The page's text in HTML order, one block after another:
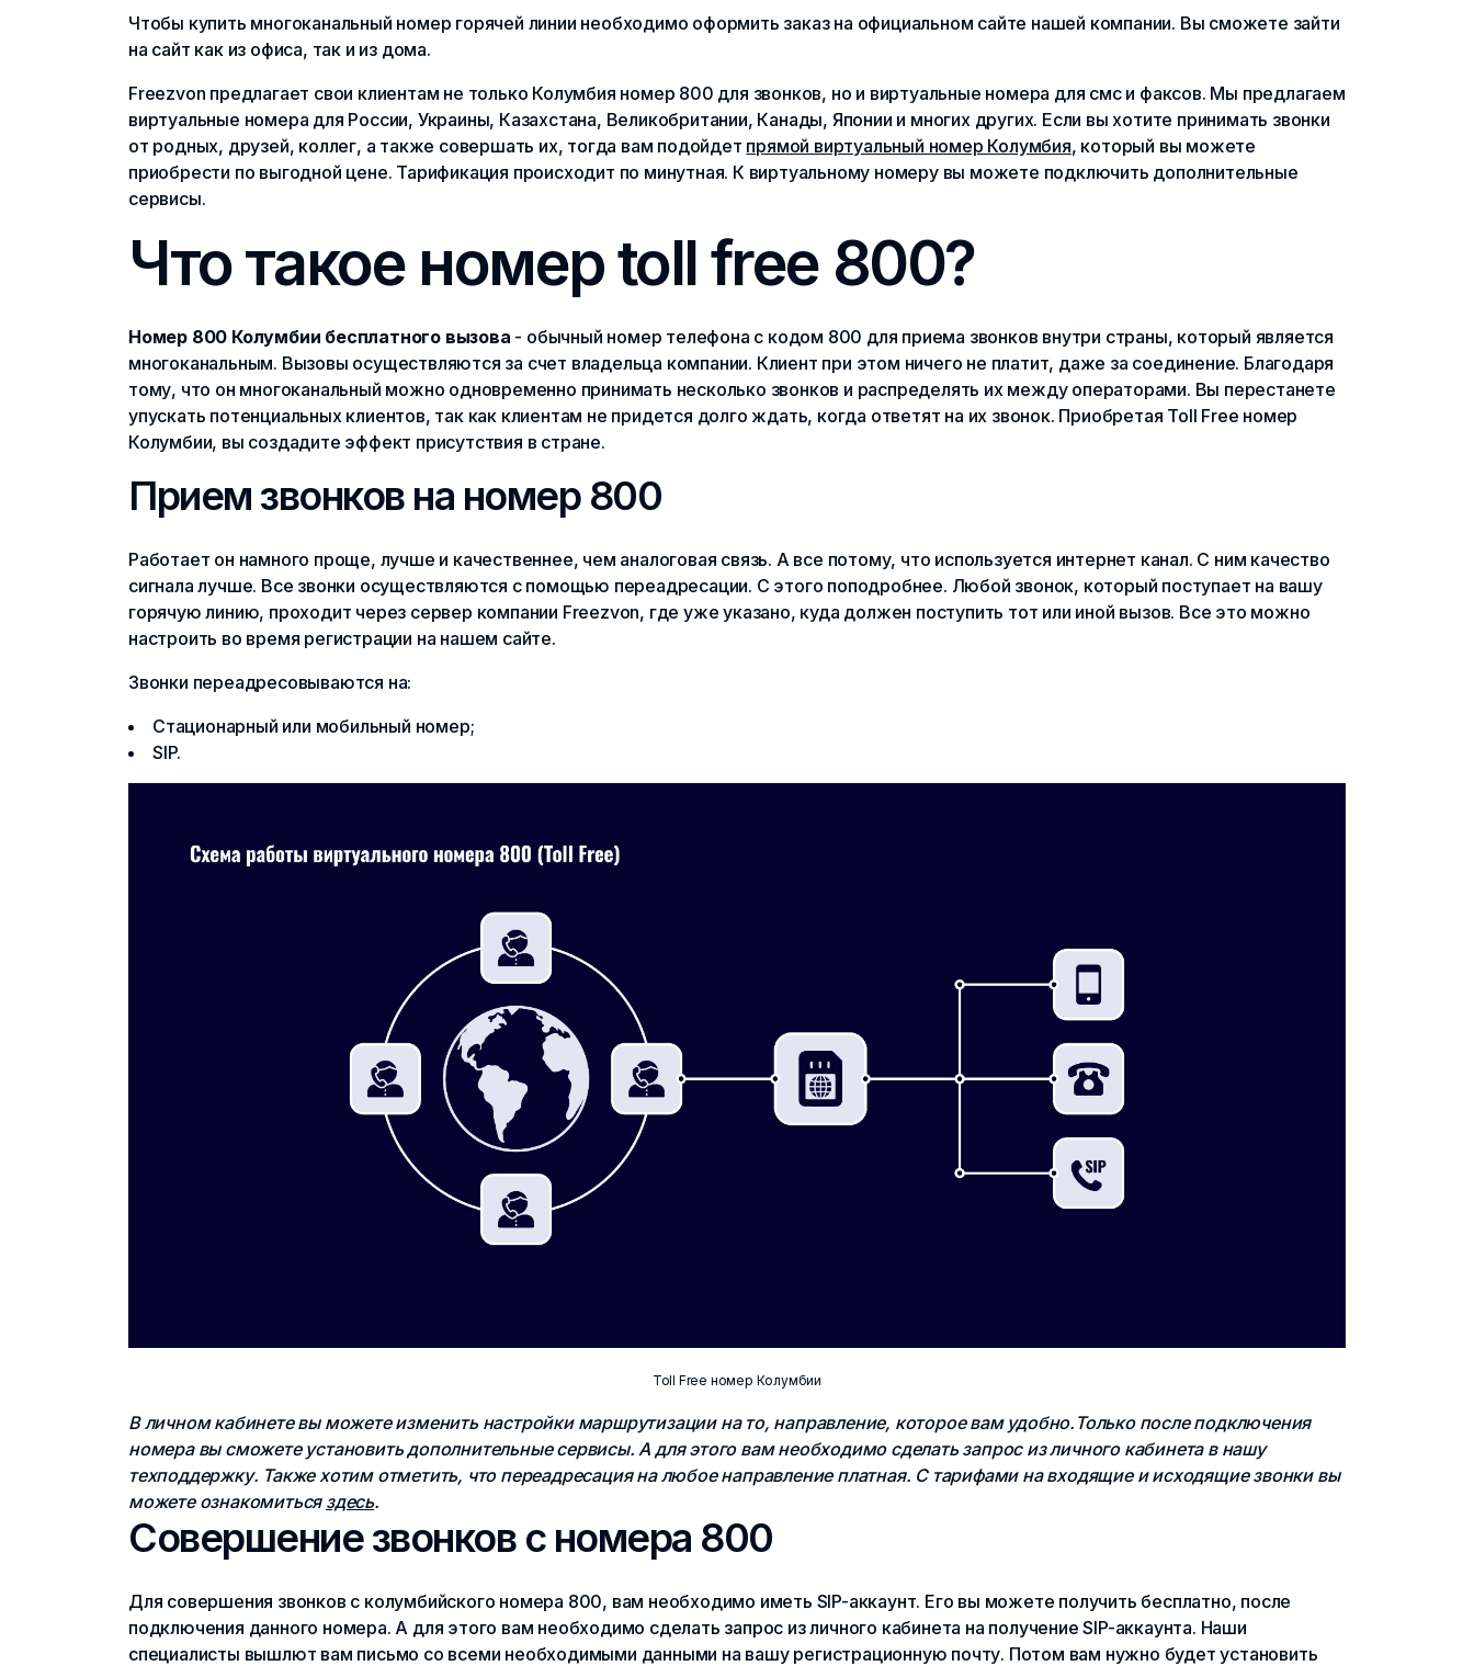
Чтобы купить многоканальный номер горячей линии необходимо оформить заказ на официальном сайте нашей компании. Вы сможете зайти
на сайт как из офиса, так и из дома.
Freezvon предлагает свои клиентам не только Колумбия номер 800 для звонков, но и виртуальные номера для смс и факсов. Мы предлагаем
виртуальные номера для России, Украины, Казахстана, Великобритании, Канады, Японии и многих других. Если вы хотите принимать звонки
от родных, друзей, коллег, а также совершать их, тогда вам подойдет прямой виртуальный номер Колумбия, который вы можете
приобрести по выгодной цене. Тарификация происходит по минутная. К виртуальному номеру вы можете подключить дополнительные
сервисы.
Что такое номер toll free 800?
Номер 800 Колумбии бесплатного вызова - обычный номер телефона с кодом 800 для приема звонков внутри страны, который является
многоканальным. Вызовы осуществляются за счет владельца компании. Клиент при этом ничего не платит, даже за соединение. Благодаря
тому, что он многоканальный можно одновременно принимать несколько звонков и распределять их между операторами. Вы перестанете
упускать потенциальных клиентов, так как клиентам не придется долго ждать, когда ответят на их звонок. Приобретая Toll Free номер
Колумбии, вы создадите эффект присутствия в стране.
Прием звонков на номер 800
Работает он намного проще, лучше и качественнее, чем аналоговая связь. А все потому, что используется интернет канал. С ним качество
сигнала лучше. Все звонки осуществляются с помощью переадресации. С этого поподробнее. Любой звонок, который поступает на вашу
горячую линию, проходит через сервер компании Freezvon, где уже указано, куда должен поступить тот или иной вызов. Все это можно
настроить во время регистрации на нашем сайте.
Звонки переадресовываются на:
Стационарный или мобильный номер;
SIP.
Toll Free номер Колумбии
В личном кабинете вы можете изменить настройки маршрутизации на то, направление, которое вам удобно.Только после подключения
номера вы сможете установить дополнительные сервисы. А для этого вам необходимо сделать запрос из личного кабинета в нашу
техподдержку. Также хотим отметить, что переадресация на любое направление платная. С тарифами на входящие и исходящие звонки вы
можете ознакомиться здесь.
Совершение звонков с номера 800
Для совершения звонков с колумбийского номера 800, вам необходимо иметь SIP-аккаунт. Его вы можете получить бесплатно, после
подключения данного номера. А для этого вам необходимо сделать запрос из личного кабинета на получение SIP-аккаунта. Наши
специалисты вышлют вам письмо со всеми необходимыми данными на вашу регистрационную почту. Потом вам нужно будет установить